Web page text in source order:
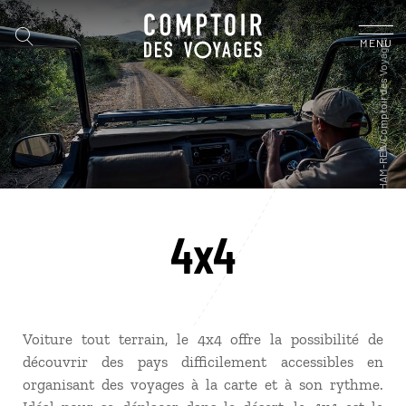
MENU
4x4
Voiture tout terrain, le 4x4 offre la possibilité de
découvrir des pays difficilement accessibles en
organisant des voyages à la carte et à son rythme.